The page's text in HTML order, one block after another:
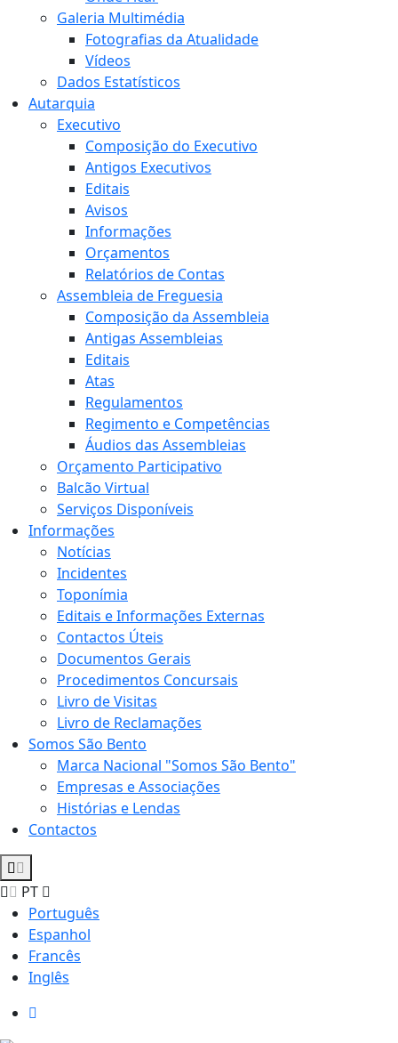
Galeria Multimédia
Fotografias da Atualidade
Vídeos
Dados Estatísticos
Autarquia
Executivo
Composição do Executivo
Antigos Executivos
Editais
Avisos
Informações
Orçamentos
Relatórios de Contas
Assembleia de Freguesia
Composição da Assembleia
Antigas Assembleias
Editais
Atas
Regulamentos
Regimento e Competências
Áudios das Assembleias
Orçamento Participativo
Balcão Virtual
Serviços Disponíveis
Informações
Notícias
Incidentes
Toponímia
Editais e Informações Externas
Contactos Úteis
Documentos Gerais
Procedimentos Concursais
Livro de Visitas
Livro de Reclamações
Somos São Bento
Marca Nacional "Somos São Bento"
Empresas e Associações
Histórias e Lendas
Contactos
PT
Português
Espanhol
Francês
Inglês